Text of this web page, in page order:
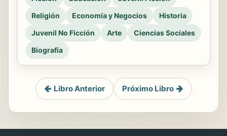
Religión
Economía y Negocios
Historia
Juvenil No Ficción
Arte
Ciencias Sociales
Biografía
Libro Anterior Próximo Libro